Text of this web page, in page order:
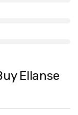
Ellanse